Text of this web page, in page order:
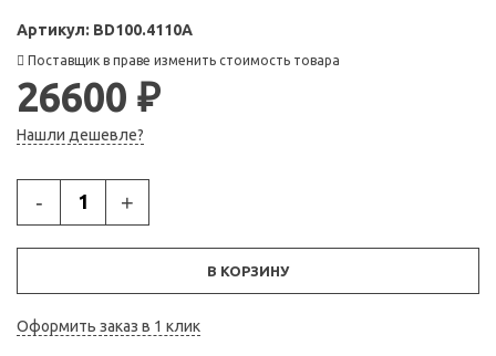
Артикул: BD100.4110A
Поставщик в праве изменить стоимость товара
26600 ₽
Нашли дешевле?
- +
В КОРЗИНУ
Оформить заказ в 1 клик